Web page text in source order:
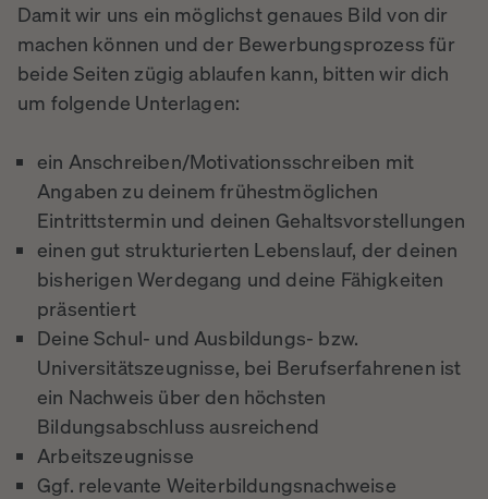
Damit wir uns ein möglichst genaues Bild von dir
machen können und der Bewerbungsprozess für
beide Seiten zügig ablaufen kann, bitten wir dich
um folgende Unterlagen:
ein Anschreiben/Motivationsschreiben mit
Angaben zu deinem frühestmöglichen
Eintrittstermin und deinen Gehaltsvorstellungen
einen gut strukturierten Lebenslauf, der deinen
bisherigen Werdegang und deine Fähigkeiten
präsentiert
Deine Schul- und Ausbildungs- bzw.
Universitätszeugnisse, bei Berufserfahrenen ist
ein Nachweis über den höchsten
Bildungsabschluss ausreichend
Arbeitszeugnisse
Ggf. relevante Weiterbildungsnachweise